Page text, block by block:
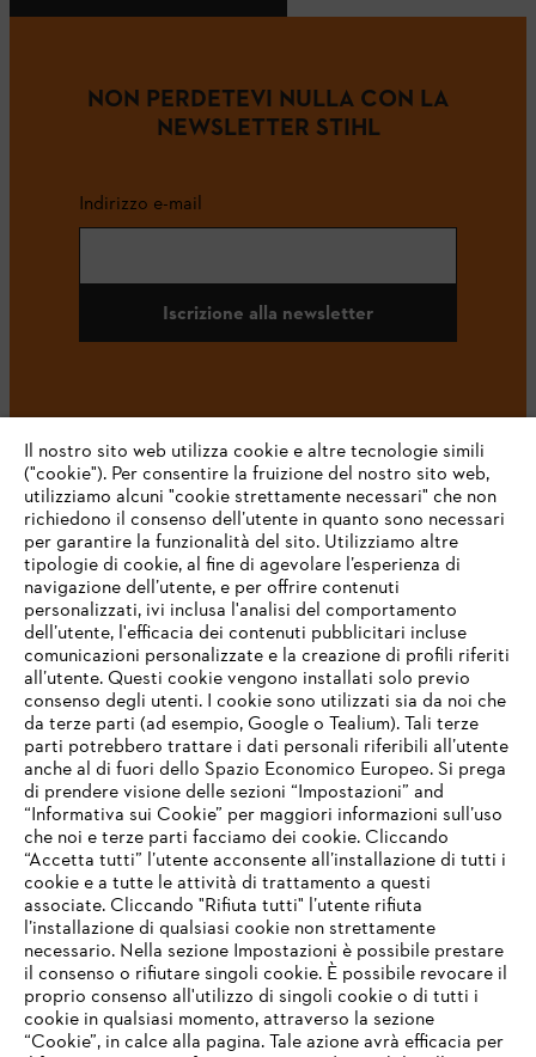
NON PERDETEVI NULLA CON LA
NEWSLETTER STIHL
Indirizzo e-mail
Iscrizione alla newsletter
L’azienda
STIHL FAQ
Service
Termini e condizioni generali Privacy policy
Note legali Cookies Informazioni legali
IHR BROWSER WIRD NICHT
UNTERSTÜTZT
Sie nutzen einen Browser, den wir noch nicht unterstützen. Für
eine optimale Nutzung unserer Seite empfehlen wir Ihnen, zu
einem der folgenden Browser zu wechseln:
Il nostro sito web utilizza cookie e altre tecnologie simili
("cookie"). Per consentire la fruizione del nostro sito web,
utilizziamo alcuni "cookie strettamente necessari" che non
richiedono il consenso dell’utente in quanto sono necessari
per garantire la funzionalità del sito. Utilizziamo altre
tipologie di cookie, al fine di agevolare l’esperienza di
navigazione dell’utente, e per offrire contenuti
personalizzati, ivi inclusa l'analisi del comportamento
dell’utente, l'efficacia dei contenuti pubblicitari incluse
comunicazioni personalizzate e la creazione di profili riferiti
all’utente. Questi cookie vengono installati solo previo
consenso degli utenti. I cookie sono utilizzati sia da noi che
da terze parti (ad esempio, Google o Tealium). Tali terze
parti potrebbero trattare i dati personali riferibili all’utente
anche al di fuori dello Spazio Economico Europeo. Si prega
di prendere visione delle sezioni “Impostazioni” and
“Informativa sui Cookie” per maggiori informazioni sull’uso
che noi e terze parti facciamo dei cookie. Cliccando
“Accetta tutti” l’utente acconsente all’installazione di tutti i
cookie e a tutte le attività di trattamento a questi
associate. Cliccando "Rifiuta tutti" l’utente rifiuta
l’installazione di qualsiasi cookie non strettamente
necessario. Nella sezione Impostazioni è possibile prestare
il consenso o rifiutare singoli cookie. È possibile revocare il
proprio consenso all'utilizzo di singoli cookie o di tutti i
cookie in qualsiasi momento, attraverso la sezione
“Cookie”, in calce alla pagina. Tale azione avrà efficacia per